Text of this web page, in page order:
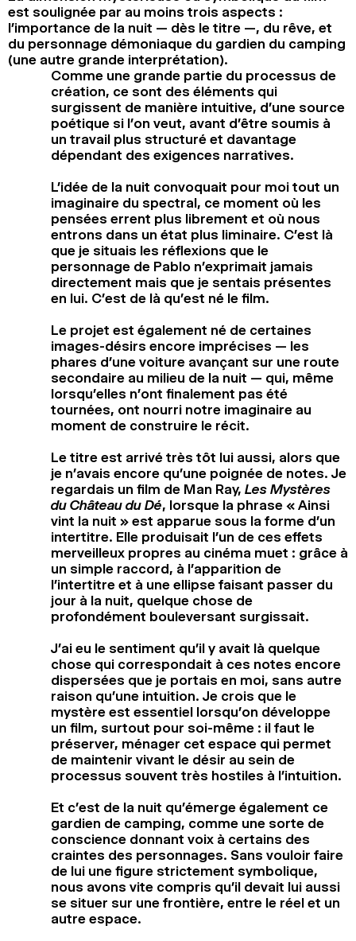
est soulignée par au moins trois aspects :
l’importance de la nuit — dès le titre —, du rêve, et
du personnage démoniaque du gardien du camping
(une autre grande interprétation).
Comme une grande partie du processus de
création, ce sont des éléments qui
surgissent de manière intuitive, d’une source
poétique si l’on veut, avant d’être soumis à
un travail plus structuré et davantage
dépendant des exigences narratives.
L’idée de la nuit convoquait pour moi tout un
imaginaire du spectral, ce moment où les
pensées errent plus librement et où nous
entrons dans un état plus liminaire. C’est là
que je situais les réflexions que le
personnage de Pablo n’exprimait jamais
directement mais que je sentais présentes
en lui. C’est de là qu’est né le film.
Le projet est également né de certaines
images-désirs encore imprécises — les
phares d’une voiture avançant sur une route
secondaire au milieu de la nuit — qui, même
lorsqu’elles n’ont finalement pas été
tournées, ont nourri notre imaginaire au
moment de construire le récit.
Le titre est arrivé très tôt lui aussi, alors que
je n’avais encore qu’une poignée de notes. Je
regardais un film de Man Ray, Les Mystères
du Château du Dé, lorsque la phrase « Ainsi
vint la nuit » est apparue sous la forme d’un
intertitre. Elle produisait l’un de ces effets
merveilleux propres au cinéma muet : grâce à
un simple raccord, à l’apparition de
l’intertitre et à une ellipse faisant passer du
jour à la nuit, quelque chose de
profondément bouleversant surgissait.
J’ai eu le sentiment qu’il y avait là quelque
chose qui correspondait à ces notes encore
dispersées que je portais en moi, sans autre
raison qu’une intuition. Je crois que le
mystère est essentiel lorsqu’on développe
un film, surtout pour soi-même : il faut le
préserver, ménager cet espace qui permet
de maintenir vivant le désir au sein de
processus souvent très hostiles à l’intuition.
Et c’est de la nuit qu’émerge également ce
gardien de camping, comme une sorte de
conscience donnant voix à certains des
craintes des personnages. Sans vouloir faire
de lui une figure strictement symbolique,
nous avons vite compris qu’il devait lui aussi
se situer sur une frontière, entre le réel et un
autre espace.